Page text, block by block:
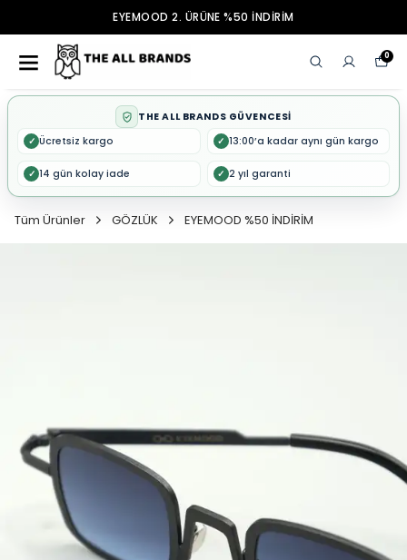
EYEMOOD 2. ÜRÜNE %50 İNDİRİM
0
THE ALL BRANDS GÜVENCESİ
✓ Ücretsiz kargo ✓ 13:00’a kadar aynı gün kargo
✓ 14 gün kolay iade ✓ 2 yıl garanti
Tüm Ürünler GÖZLÜK EYEMOOD %50 İNDİRİM